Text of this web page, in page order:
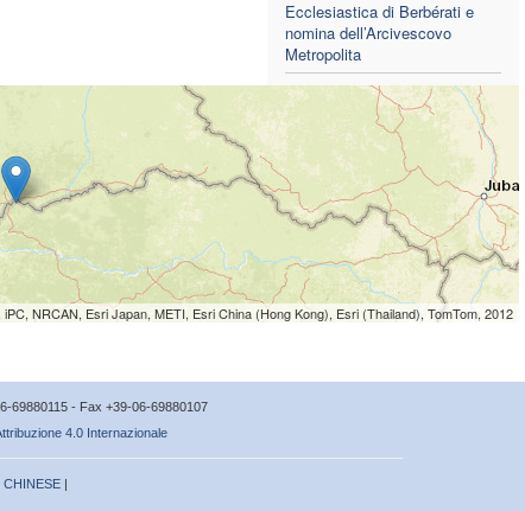
Ecclesiastica di Berbérati e
nomina dell’Arcivescovo
Metropolita
NRCAN, Esri Japan, METI, Esri China (Hong Kong), Esri (Thailand), TomTom, 2012
69880115 - Fax +39-06-69880107
4.0 Internazionale
CHINESE |